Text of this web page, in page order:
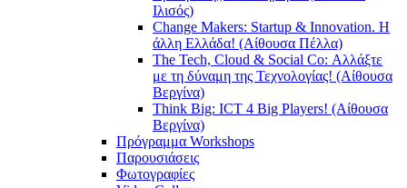
Ιλισός)
Change Makers: Startup & Innovation. Η
άλλη Ελλάδα! (Αίθουσα Πέλλα)
The Tech, Cloud & Social Co: Αλλάξτε
με τη δύναμη της Τεχνολογίας! (Αίθουσα
Βεργίνα)
Think Big: ICT 4 Big Players! (Αίθουσα
Βεργίνα)
Πρόγραμμα Workshops
Παρουσιάσεις
Φωτογραφίες